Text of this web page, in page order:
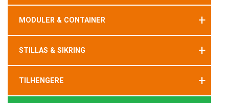
MODULER & CONTAINER +
STILLAS & SIKRING +
TILHENGERE +